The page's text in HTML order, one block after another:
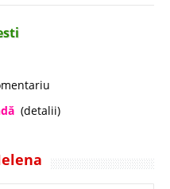
(detalii)